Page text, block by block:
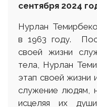
сентября 2024
Нурлан
в 1963 году.
своей жизни
тела, Нурлан
этап своей жизни
служение людям,
исцеляя их